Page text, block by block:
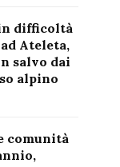
difficoltà
Ateleta,
salvo dai
alpino
comunità